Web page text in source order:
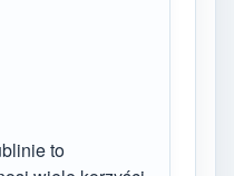
to